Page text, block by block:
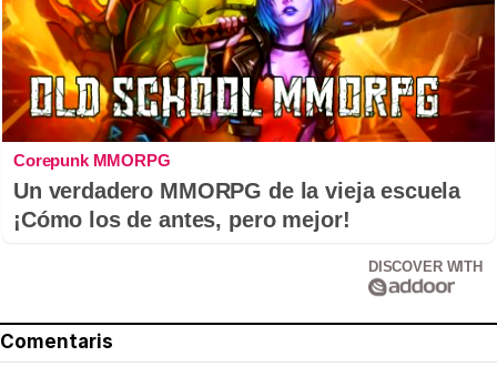
Corepunk MMORPG
Un verdadero MMORPG de la vieja escuela
¡Cómo los de antes, pero mejor!
DISCOVER WITH
Comentaris